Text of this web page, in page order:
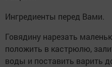
Ингредиенты перед Вами.
Говядину нарезать
положить в кастрюлю,
воды и поставить варить